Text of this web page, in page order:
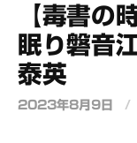
【毒書の
眠り磐音
泰英
2023年8月9日 /